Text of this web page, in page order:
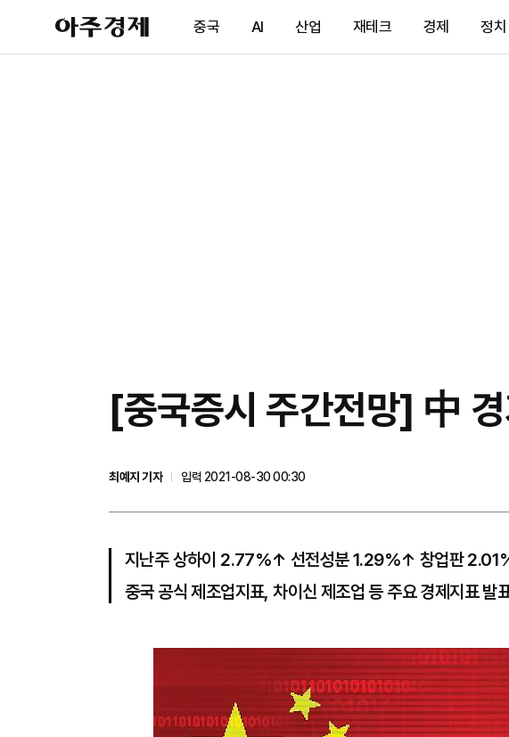
아
주
제
중국 AI 산업 재테크 경제 정치
[중국증시 주간전망] 中
최예지 기자
입력 2021-08-30 00:30
지난주 상하이 2.77%↑ 선전성분 1.29%↑ 창업판
중국 공식 제조업지표, 차이신 제조업 등 주요 경제지표 발